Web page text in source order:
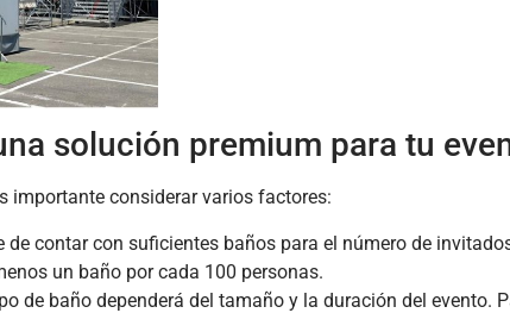
solución premium para tu
importante considerar varios factores:
de contar con suficientes baños para el número de
un baño por cada 100 personas.
de baño dependerá del tamaño y la duración del evento.